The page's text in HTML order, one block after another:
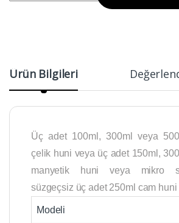
Ürün Bilgileri
Üç adet 100ml, 300ml veya
çelik huni veya üç adet 150ml,
manyetik huni veya mikro
süzgeçsiz üç adet 250ml cam huni
Modeli